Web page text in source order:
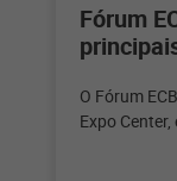
Fórum
O Fórum
Expo